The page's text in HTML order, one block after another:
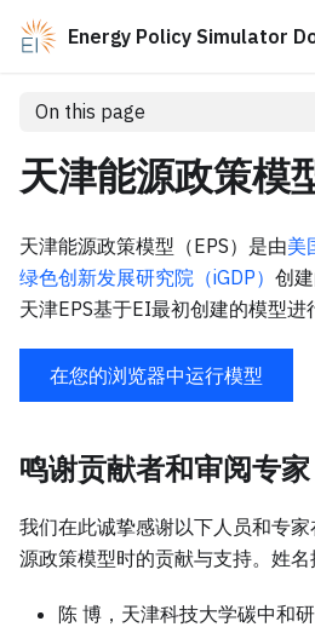
Energy Policy Simulator
On this page
天津能源政策模
天津能源政策模型（EPS）是由美
绿色创新发展研究院（iGDP） 创
天津EPS基于EI最初创建的模型进
在您的浏览器中运行模型
鸣谢贡献者和审阅专家
我们在此诚挚感谢以下人员和专
源政策模型时的贡献与支持。姓名
陈 博，天津科技大学碳中和